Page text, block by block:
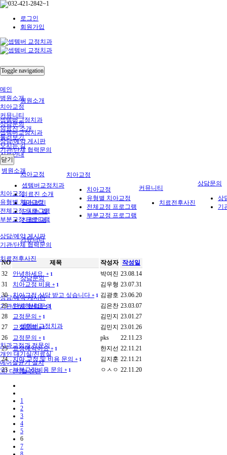
로그인
회원가입
Toggle navigation
병원소개
셉템버교정치과
의료진 소개
둘러보기
오시는 길
진료안내
치아교정
치아교정
유형별 치아교정
전체교정 프로그램
부분교정 프로그램
커뮤니티
치료전후사진
상담문의
상담/예약 게시판
기관/단체 협력문의
셉템버교정치과
치과교정과 전문의
개인 대기실/진료실
에어살균기 설치
3D 디지털 진단
메인
병원소개
치아교정
커뮤니티
상담문의
셉템버교정치과
상담/예약 게시판
기관/단체 협력문의
닫기
병원소개
셉템버교정치과
의료진 소개
둘러보기
오시는 길
진료안내
치아교정
치아교정
유형별 치아교정
전체교정 프로그램
부분교정 프로그램
커뮤니티
치료전후사진
상담문의
상
기
상담/예약 게시판
기관/단체 협력문의
NO 제목 작성자 작성일
32
안녕하세요. + 1 박여진 23.08.14
31
치아교정 비용 + 1 김우형 23.07.31
30
치아교정 상담 받고 싶습니다 + 1 김광호 23.06.20
29
안녕하세요+ 1 김은찬 23.03.07
28
교정문의 + 1 김민지 23.01.27
27
교정문의+ 1 김민지 23.01.26
26
교정문의 + 1 pks
22.11.23
25
교정예약이요+ 1 한지선 22.11.21
24
치아 교정 및 비용 문의 + 1 김지훈 22.11.21
23
부분교정비용 문의 + 1 ㅇㅅㅇ 22.11.20
1
2
3
4
5
6
7